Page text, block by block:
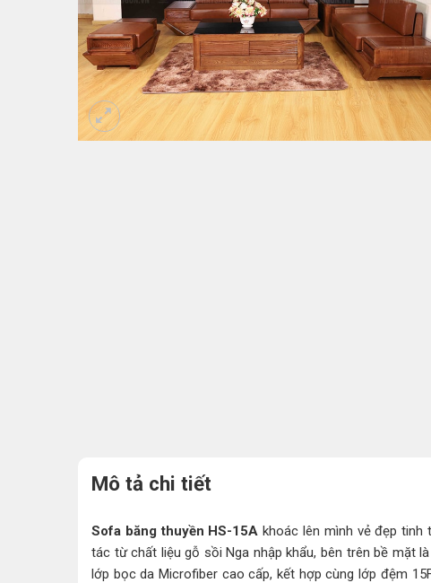
Mô tả chi tiết
Sofa băng thuyền HS-15A khoác lên mình vẻ đẹp tinh
tác từ chất liệu gỗ sồi Nga nhập khẩu, bên trên bề mặt
lớp bọc da Microfiber cao cấp, kết hợp cùng lớp đệm